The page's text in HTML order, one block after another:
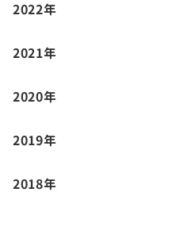
2022年
2021年
2020年
2019年
2018年